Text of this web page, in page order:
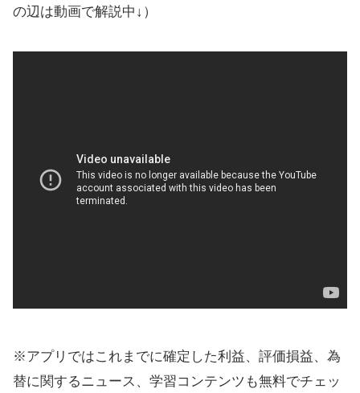
の辺は動画で解説中↓）
※アプリではこれまでに確定した利益、評価損益、為
替に関するニュース、学習コンテンツも無料でチェッ